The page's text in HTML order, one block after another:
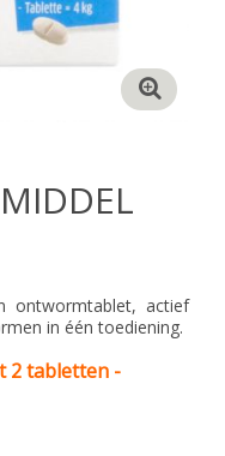
ontwormtablet, actief
in één toediening.
2 tabletten -